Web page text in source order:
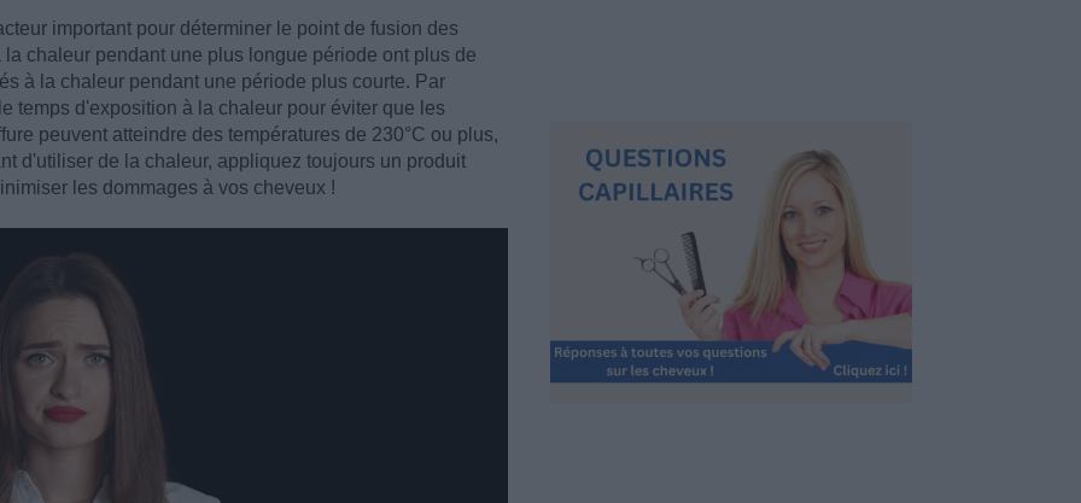
important pour déterminer le point de fusion des
chaleur pendant une plus longue période ont plus de
à la chaleur pendant une période plus courte. Par
temps d'exposition à la chaleur pour éviter que les
peuvent atteindre des températures de 230°C ou plus,
d'utiliser de la chaleur, appliquez toujours un produit
les dommages à vos cheveux !